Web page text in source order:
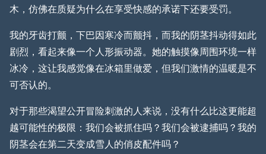
木，仿佛在质疑为什么在享受快感的承诺下还要受罚。
我的牙齿打颤，下巴因寒冷而颤抖，而我的阴茎抖动得如此
剧烈，看起来像一个人形振动器。她的触摸像周围环境一样
冰冷，这让我感觉像在冰箱里做爱，但我们激情的温暖是不
可否认的。
对于那些渴望公开冒险刺激的人来说，没有什么比这更能超
越可能性的极限：我们会被抓住吗？我们会被逮捕吗？我的
阴茎会在第二天变成雪人的俏皮配件吗？